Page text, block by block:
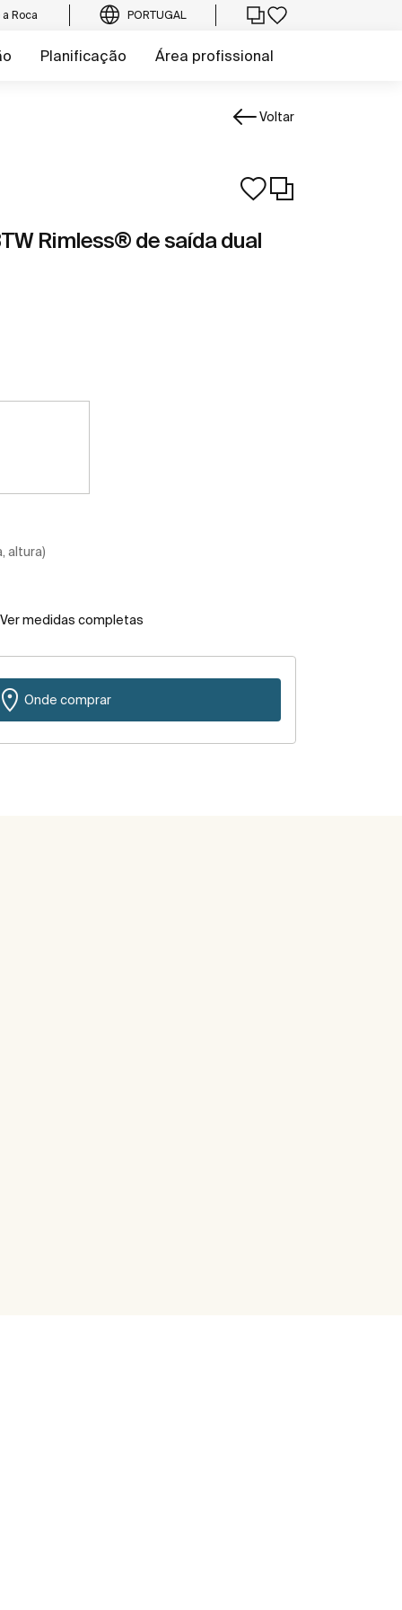
a Roca PORTUGAL
Planificação Área profissional
Voltar
Rimless® de saída dual
altura)
Ver medidas completas
Onde comprar